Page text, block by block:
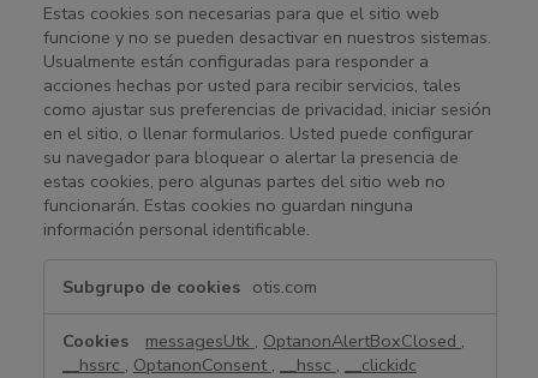
Estas cookies son necesarias para que el sitio web
funcione y no se pueden desactivar en nuestros sistemas.
Usualmente están configuradas para responder a
acciones hechas por usted para recibir servicios, tales
como ajustar sus preferencias de privacidad, iniciar sesión
en el sitio, o llenar formularios. Usted puede configurar
su navegador para bloquear o alertar la presencia de
estas cookies, pero algunas partes del sitio web no
funcionarán. Estas cookies no guardan ninguna
información personal identificable.
otis.com
messagesUtk , OptanonAlertBoxClosed ,
__hssrc , OptanonConsent , __hssc , __clickidc